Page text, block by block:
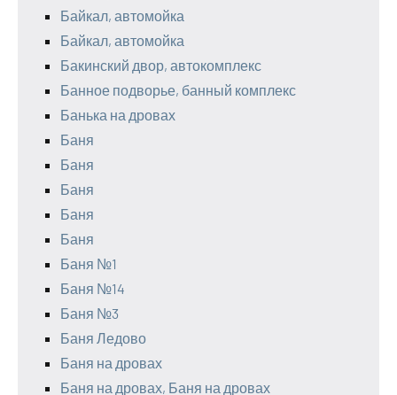
Байкал, автомойка
Байкал, автомойка
Бакинский двор, автокомплекс
Банное подворье, банный комплекс
Банька на дровах
Баня
Баня
Баня
Баня
Баня
Баня №1
Баня №14
Баня №3
Баня Ледово
Баня на дровах
Баня на дровах, Баня на дровах